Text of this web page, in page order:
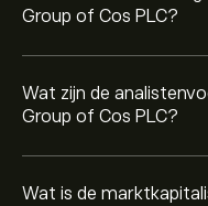
Group of Cos PLC?
Wat zijn de
Group of Cos PLC?
Wat is de